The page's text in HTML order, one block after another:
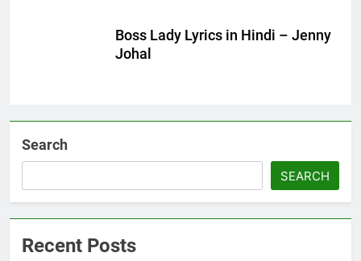
Boss Lady Lyrics in Hindi – Jenny
Johal
Search
SEARCH
Recent Posts